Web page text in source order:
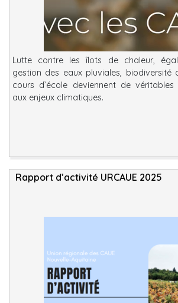
Lutte contre les îlots de chaleur,
gestion des eaux pluviales, biodiversité
cours d’école deviennent de
aux enjeux climatiques.
Rapport d’activité URCAUE 2025